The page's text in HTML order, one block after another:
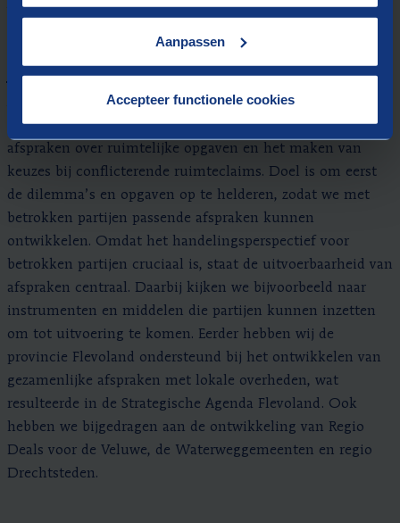
Aanpassen
Accepteer functionele cookies
voor de gemeenten Duiven en Valkenburg aan de Geul.
Gezamenlijke afspraken opstellen
Als ervaren procesbegeleiders ondersteunen we overheden
en samenwerkingsverbanden bij het opstellen van
afspraken over ruimtelijke opgaven en het maken van
keuzes bij conflicterende ruimteclaims. Doel is om eerst
de dilemma’s en opgaven op te helderen, zodat we met
betrokken partijen passende afspraken kunnen
ontwikkelen. Omdat het handelingsperspectief voor
betrokken partijen cruciaal is, staat de uitvoerbaarheid van
afspraken centraal. Daarbij kijken we bijvoorbeeld naar
instrumenten en middelen die partijen kunnen inzetten
om tot uitvoering te komen. Eerder hebben wij de
provincie Flevoland ondersteund bij het ontwikkelen van
gezamenlijke afspraken met lokale overheden, wat
resulteerde in de Strategische Agenda Flevoland. Ook
hebben we bijgedragen aan de ontwikkeling van Regio
Deals voor de Veluwe, de Waterweggemeenten en regio
Drechtsteden.